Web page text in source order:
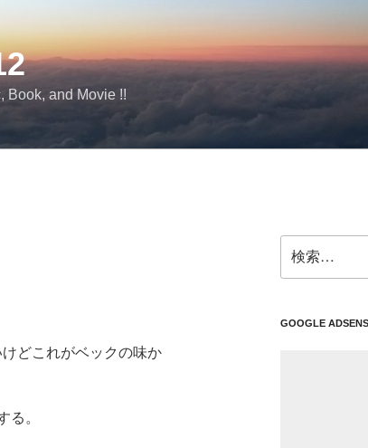
Book, and Movie !!
どこれがベックの味か
る。
索:
GOOGLE